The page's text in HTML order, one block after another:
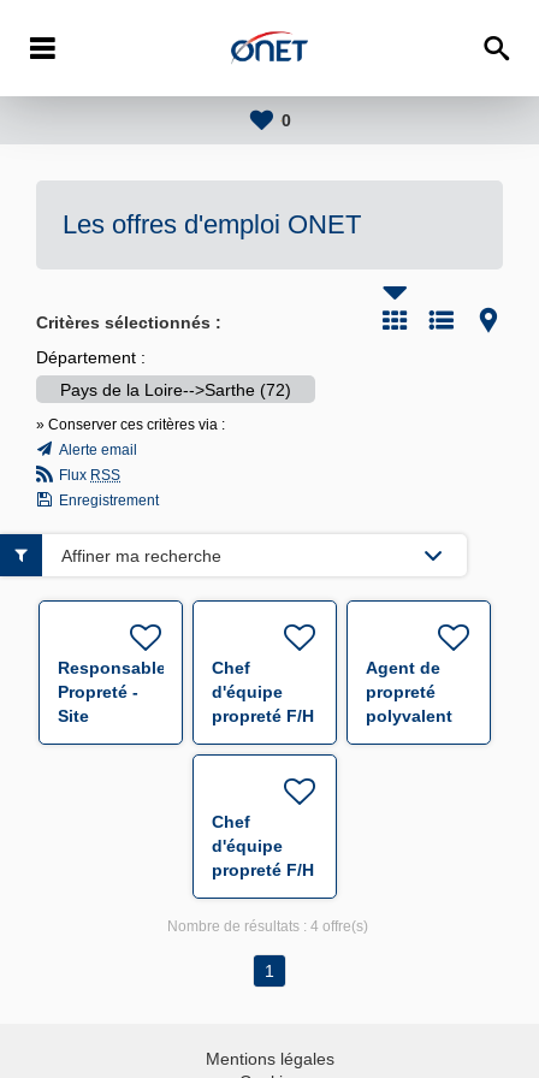
0
Les offres d'emploi ONET
Critères sélectionnés :
Département :
Pays de la Loire-->Sarthe (72)
» Conserver ces critères via :
Alerte email
Flux RSS
Enregistrement
Responsable
Propreté -
Site
hospitalier
Chef
d'équipe
propreté F/H
Agent de
propreté
polyvalent
F/H
Chef
d'équipe
propreté F/H
Affiner ma recherche
Nombre de résultats : 4 offre(s)
1
Mentions légales